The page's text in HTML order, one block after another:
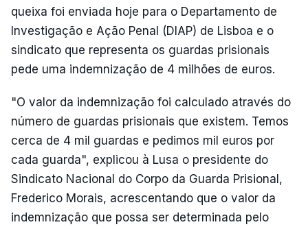
queixa foi enviada hoje para o Departamento de
Investigação e Ação Penal (DIAP) de Lisboa e o
sindicato que representa os guardas prisionais
pede uma indemnização de 4 milhões de euros.
"O valor da indemnização foi calculado através do
número de guardas prisionais que existem. Temos
cerca de 4 mil guardas e pedimos mil euros por
cada guarda", explicou à Lusa o presidente do
Sindicato Nacional do Corpo da Guarda Prisional,
Frederico Morais, acrescentando que o valor da
indemnização que possa ser determinada pelo